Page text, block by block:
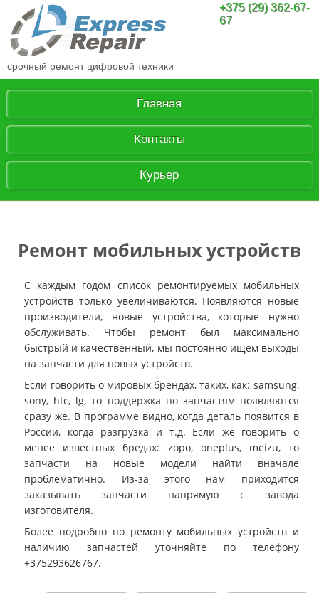
срочный ремонт цифровой техники
Главная
Контакты
Курьер
+375 (29) 362-67-
67
Ремонт мобильных устройств
С каждым годом список ремонтируемых мобильных
устройств только увеличиваются. Появляются новые
производители, новые устройства, которые нужно
обслуживать. Чтобы ремонт был максимально
быстрый и качественный, мы постоянно ищем выходы
на запчасти для новых устройств.
Если говорить о мировых брендах, таких, как: samsung,
sony, htc, lg, то поддержка по запчастям появляются
сразу же. В программе видно, когда деталь появится в
России, когда разгрузка и т.д. Если же говорить о
менее известных бредах: zopo, oneplus, meizu, то
запчасти на новые модели найти вначале
проблематично. Из-за этого нам приходится
заказывать запчасти напрямую с завода
изготовителя.
Более подробно по ремонту мобильных устройств и
наличию запчастей уточняйте по телефону
+375293626767.